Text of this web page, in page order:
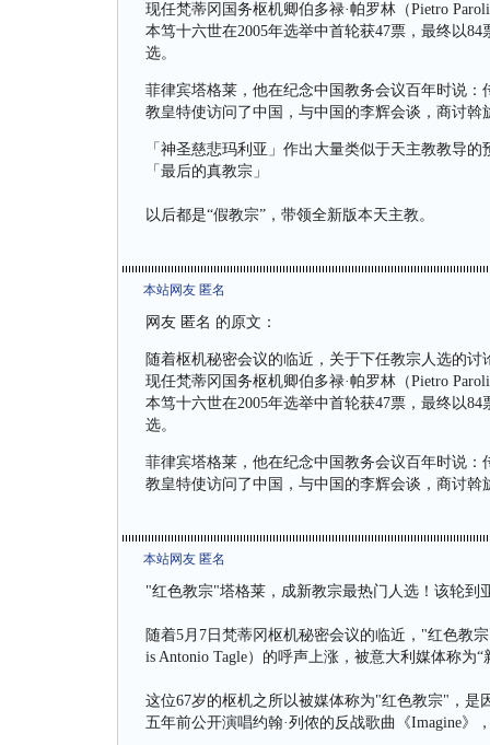
现任梵蒂冈国务枢机卿伯多禄·帕罗林（Pietro
本笃十六世在2005年选举中首轮获47票，最终以
选。
菲律宾塔格莱，他在纪念中国教务会议百年时说
教皇特使访问了中国，与中国的李辉会谈，商讨
「神圣慈悲玛利亚」作出大量类似于天主教教导
「最后的真教宗」
以后都是“假教宗”，带领全新版本天主教。
本站网友 匿名
网友 匿名 的原文：
随着枢机秘密会议的临近，关于下任教宗人选的
现任梵蒂冈国务枢机卿伯多禄·帕罗林（Pietro
本笃十六世在2005年选举中首轮获47票，最终以
选。
菲律宾塔格莱，他在纪念中国教务会议百年时说
教皇特使访问了中国，与中国的李辉会谈，商讨
本站网友 匿名
"红色教宗"塔格莱，成新教宗最热门人选！该轮到
随着5月7日梵蒂冈枢机秘密会议的临近，"红色教
is Antonio Tagle）的呼声上涨，被意大利媒体称为
这位67岁的枢机之所以被媒体称为"红色教宗"，
五年前公开演唱约翰·列侬的反战歌曲《Imagine》